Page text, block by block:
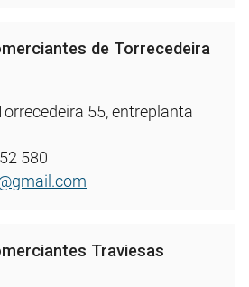
de Torrecedeira
55, entreplanta
580
Traviesas